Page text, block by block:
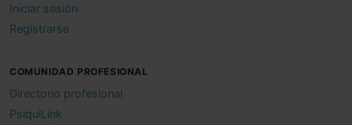
Iniciar sesión
Registrarse
COMUNIDAD PROFESIONAL
Directorio profesional
PsiquiLink